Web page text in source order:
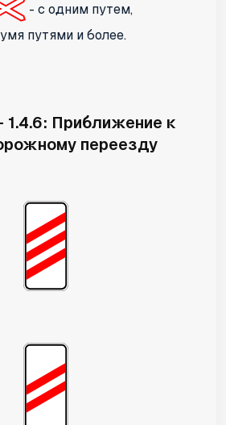
- с одним путем,
путями и более.
1.4.6: Приближение к
переезду